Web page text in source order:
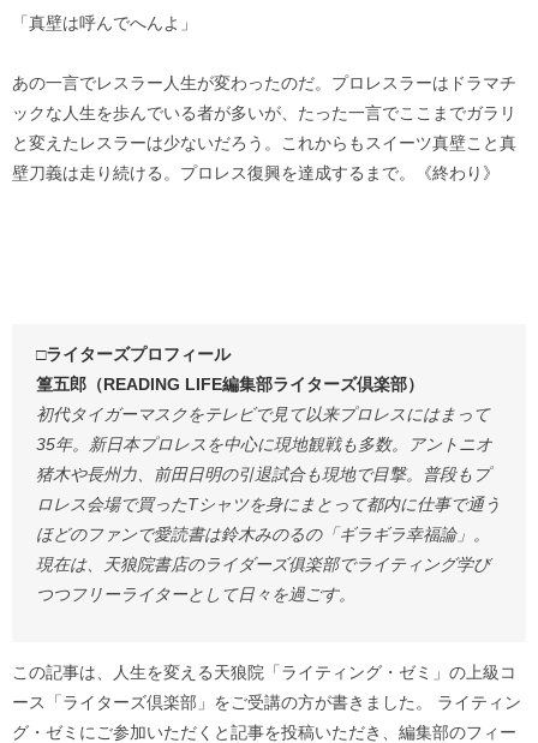
「真壁は呼んでへんよ」
あの一言でレスラー人生が変わったのだ。プロレスラーはドラマチ
ックな人生を歩んでいる者が多いが、たった一言でここまでガラリ
と変えたレスラーは少ないだろう。これからもスイーツ真壁こと真
壁刀義は走り続ける。プロレス復興を達成するまで。《終わり》
□ライターズプロフィール
篁五郎（READING LIFE編集部ライターズ倶楽部）
初代タイガーマスクをテレビで見て以来プロレスにはまって
35年。新日本プロレスを中心に現地観戦も多数。アントニオ
猪木や長州力、前田日明の引退試合も現地で目撃。普段もプ
ロレス会場で買ったTシャツを身にまとって都内に仕事で通う
ほどのファンで愛読書は鈴木みのるの「ギラギラ幸福論」。
現在は、天狼院書店のライダーズ俱楽部でライティング学び
つつフリーライターとして日々を過ごす。
この記事は、人生を変える天狼院「ライティング・ゼミ」の上級コ
ース「ライターズ倶楽部」をご受講の方が書きました。 ライティン
グ・ゼミにご参加いただくと記事を投稿いただき、編集部のフィー